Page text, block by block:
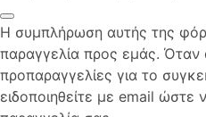
Η συμπλήρωση αυτής της
παραγγελία προς εμάς. Όταν
προπαραγγελίες για το
ειδοποιηθείτε με email